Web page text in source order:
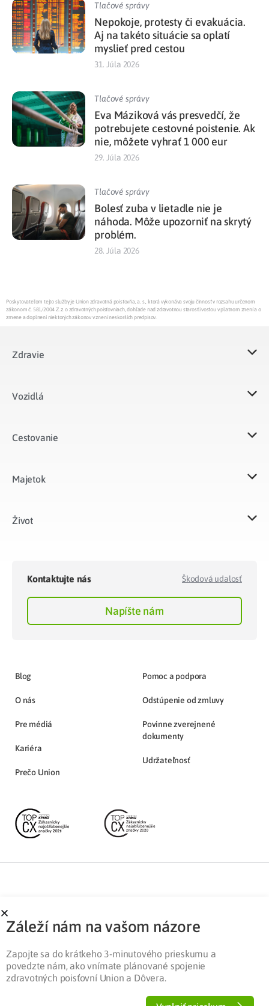
Tlačové správy
Nepokoje, protesty či evakuácia.
Aj na takéto situácie sa oplatí
myslieť pred cestou
31. Júla 2026
Tlačové správy
Eva Máziková vás presvedčí, že
potrebujete cestovné poistenie. Ak
nie, môžete vyhrať 1 000 eur
29. Júla 2026
Tlačové správy
Bolesť zuba v lietadle nie je
náhoda. Môže upozorniť na skrytý
problém.
28. Júla 2026
Poskytovateľom tejto služby je Union zdravotná poisťovňa, a. s., ktorá vykonáva svoju činnosť v rozsahu určenom
zákonom č. 581/2004 Z.z. o zdravotných poisťovniach, dohľade nad zdravotnou starostlivosťou v platnom znení a o
zmene a doplnení niektorých zákonov v znení neskorších predpisov.
Zdravie
Vozidlá​
Cestovanie
Majetok​
Život​
Kontaktujte nás Škodová udalosť
Napíšte nám
Blog
O nás
Pre médiá
Kariéra
Prečo Union
Pomoc a podpora
Odstúpenie od zmluvy
Povinne zverejnené
dokumenty
Udržateľnosť
Partnerská zóna Ochrana osobných údajov
Záleží nám na vašom názore
Zapojte sa do krátkeho 3-minutového prieskumu a
povedzte nám, ako vnímate plánované spojenie
zdravotných poisťovní Union a Dôvera.